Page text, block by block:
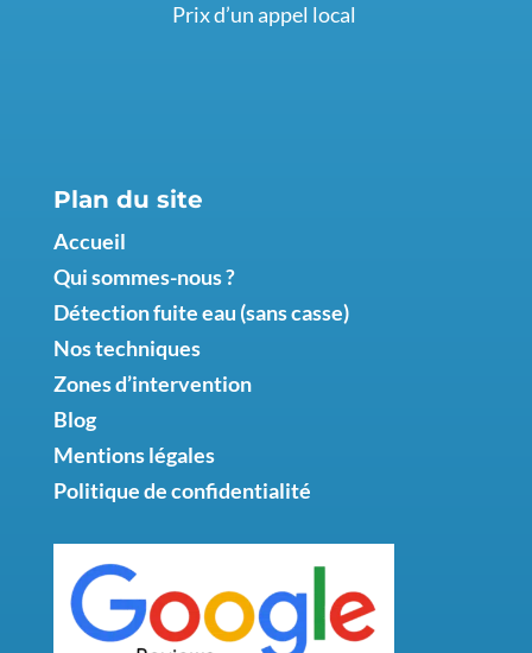
Prix d’un appel local
Plan du site
Accueil
Qui sommes-nous ?
Détection fuite eau (sans casse)
Nos techniques
Zones d’intervention
Blog
Mentions légales
Politique de confidentialité